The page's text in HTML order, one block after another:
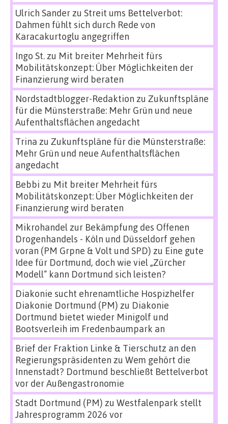
Ulrich Sanderzu Streit ums Bettelverbot:
Dahmen fühlt sich durch Rede von
Karacakurtoglu angegriffen
Ingo St.zu Mit breiter Mehrheit fürs
Mobilitätskonzept: Über Möglichkeiten der
Finanzierung wird beraten
Nordstadtblogger-Redaktion zu Zukunftspläne
für die Münsterstraße: Mehr Grün und neue
Aufenthaltsflächen angedacht
Trina zu Zukunftspläne für die Münsterstraße:
Mehr Grün und neue Aufenthaltsflächen
angedacht
Bebbi zu Mit breiter Mehrheit fürs
Mobilitätskonzept: Über Möglichkeiten der
Finanzierung wird beraten
Mikrohandel zur Bekämpfung des Offenen
Drogenhandels - Köln und Düsseldorf gehen
voran (PM Grpne & Volt und SPD) zu Eine gute
Idee für Dortmund, doch wie viel „Zürcher
Modell“ kann Dortmund sich leisten?
Diakonie sucht ehrenamtliche Hospizhelfer
Diakonie Dortmund (PM) zu Diakonie
Dortmund bietet wieder Minigolf und
Bootsverleih im Fredenbaumpark an
Brief der Fraktion Linke & Tierschutz an den
Regierungspräsidenten zu Wem gehört die
Innenstadt? Dortmund beschließt Bettelverbot
vor der Außengastronomie
Stadt Dortmund (PM) zu Westfalenpark stellt
Jahresprogramm 2026 vor